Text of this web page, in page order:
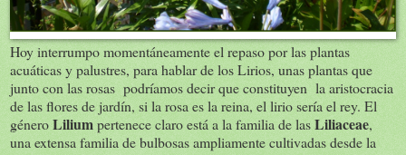
Hoy interrumpo momentáneamente el repaso por las plantas
acuáticas y palustres, para hablar de los Lirios, unas plantas que
junto con las rosas podríamos decir que constituyen la aristocracia
de las flores de jardín, si la rosa es la reina, el lirio sería el rey. El
géneroLiliumpertenece claro está a la familia de lasLiliaceae,
una extensa familia de bulbosas ampliamente cultivadas desde la